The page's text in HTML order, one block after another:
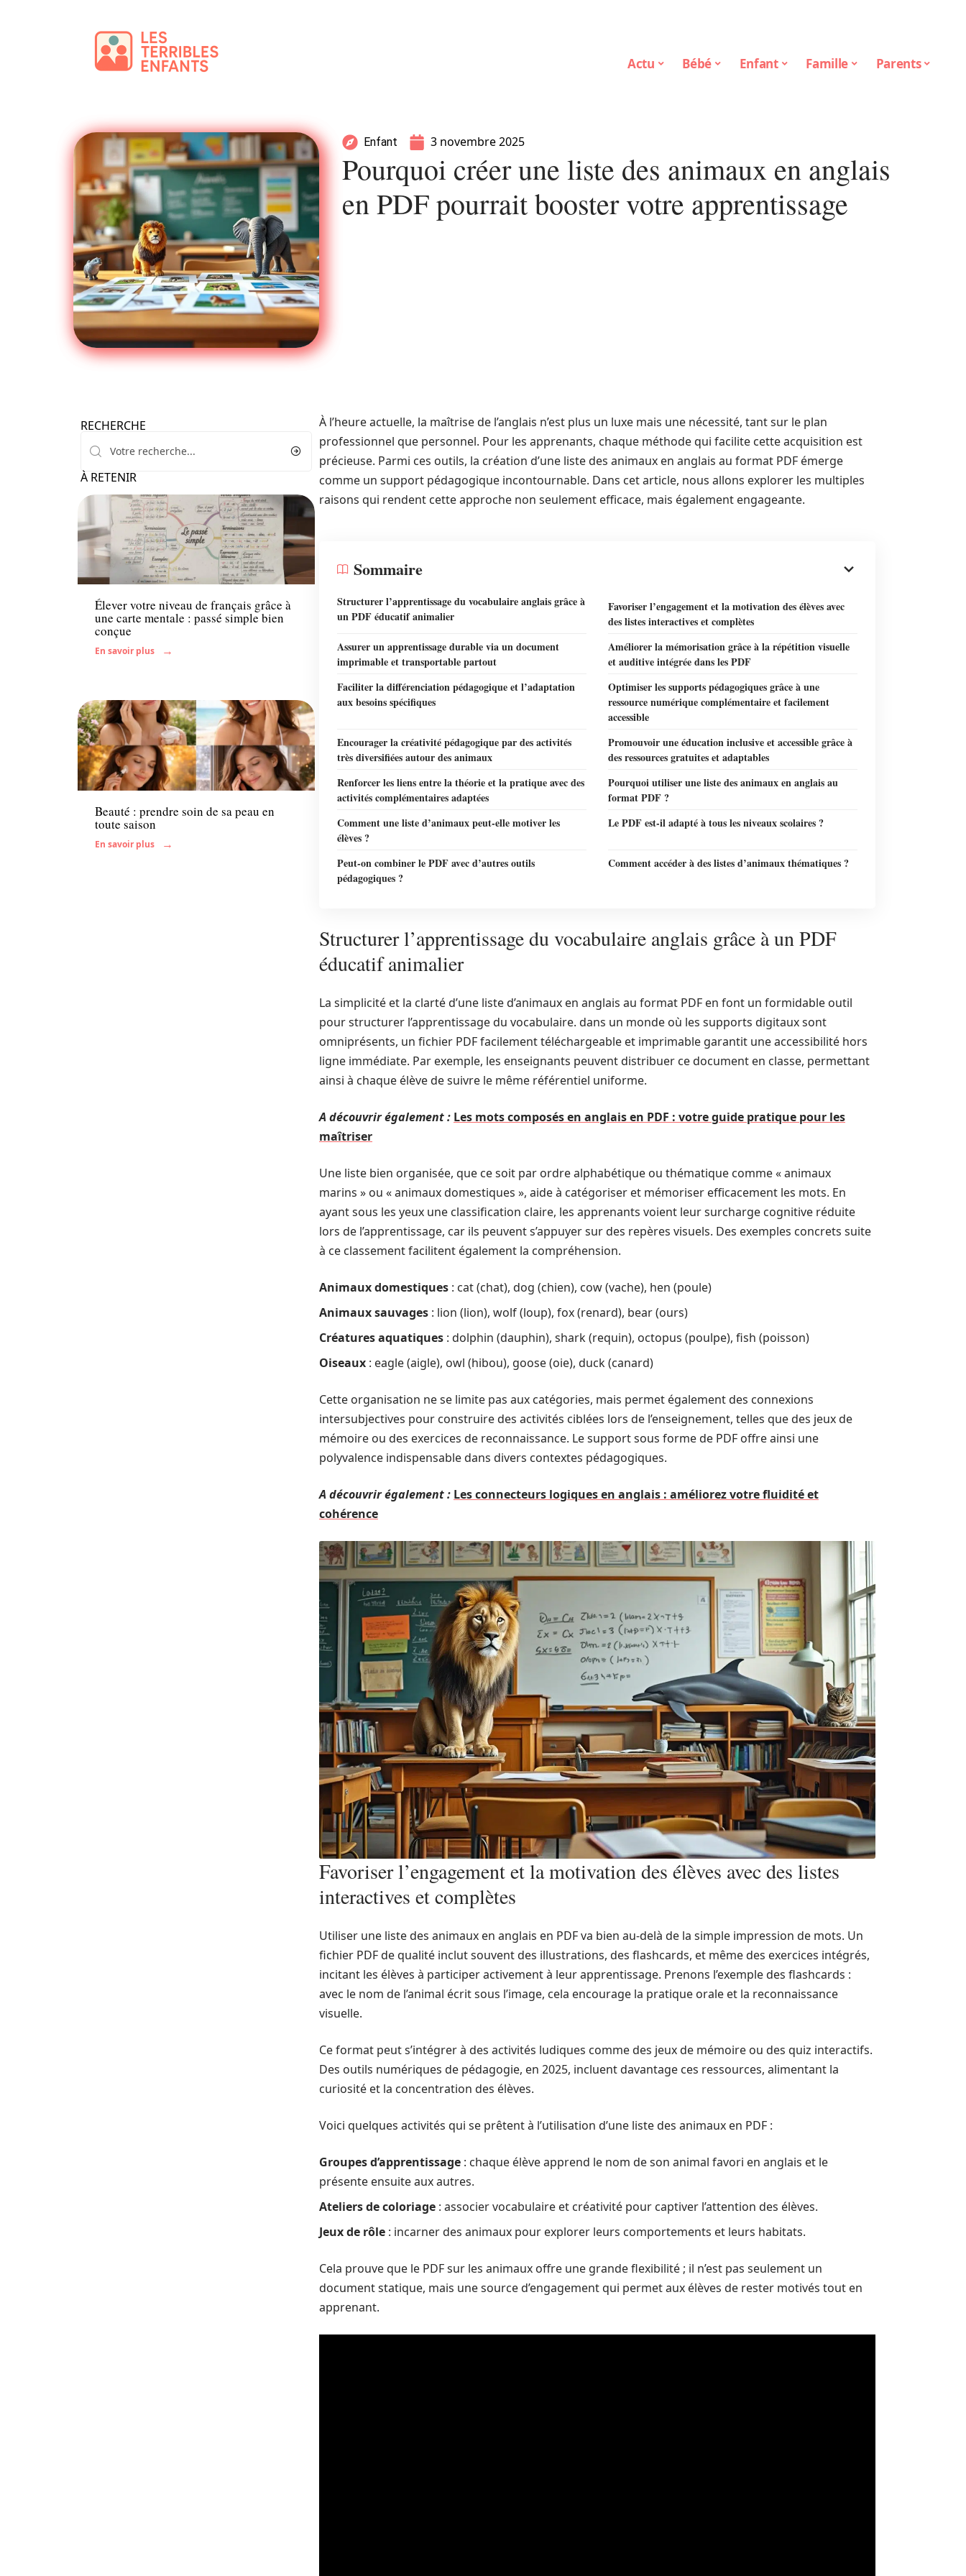
Actu Bébé Enfant Famille Parents
Enfant 3 novembre 2025
Pourquoi créer une liste des animaux en anglais
en PDF pourrait booster votre apprentissage
RECHERCHE
À RETENIR
Enfant
Élever votre niveau de français grâce à
une carte mentale : passé simple bien
conçue
En savoir plus
Famille
Beauté : prendre soin de sa peau en
toute saison
En savoir plus
À l’heure actuelle, la maîtrise de l’anglais n’est plus un luxe mais une nécessité, tant sur le plan
professionnel que personnel. Pour les apprenants, chaque méthode qui facilite cette acquisition est
précieuse. Parmi ces outils, la création d’une liste des animaux en anglais au format PDF émerge
comme un support pédagogique incontournable. Dans cet article, nous allons explorer les multiples
raisons qui rendent cette approche non seulement efficace, mais également engageante.
Sommaire
Structurer l’apprentissage du vocabulaire anglais grâce à
un PDF éducatif animalier
Favoriser l’engagement et la motivation des élèves avec
des listes interactives et complètes
Assurer un apprentissage durable via un document
imprimable et transportable partout
Améliorer la mémorisation grâce à la répétition visuelle
et auditive intégrée dans les PDF
Faciliter la différenciation pédagogique et l’adaptation
aux besoins spécifiques
Optimiser les supports pédagogiques grâce à une
ressource numérique complémentaire et facilement
accessible
Encourager la créativité pédagogique par des activités
très diversifiées autour des animaux
Promouvoir une éducation inclusive et accessible grâce à
des ressources gratuites et adaptables
Renforcer les liens entre la théorie et la pratique avec des
activités complémentaires adaptées
Pourquoi utiliser une liste des animaux en anglais au
format PDF ?
Comment une liste d’animaux peut-elle motiver les
élèves ?
Le PDF est-il adapté à tous les niveaux scolaires ?
Peut-on combiner le PDF avec d’autres outils
pédagogiques ?
Comment accéder à des listes d’animaux thématiques ?
Structurer l’apprentissage du vocabulaire anglais grâce à un PDF
éducatif animalier
La simplicité et la clarté d’une liste d’animaux en anglais au format PDF en font un formidable outil
pour structurer l’apprentissage du vocabulaire. dans un monde où les supports digitaux sont
omniprésents, un fichier PDF facilement téléchargeable et imprimable garantit une accessibilité hors
ligne immédiate. Par exemple, les enseignants peuvent distribuer ce document en classe, permettant
ainsi à chaque élève de suivre le même référentiel uniforme.
A découvrir également : Les mots composés en anglais en PDF : votre guide pratique pour les
maîtriser
Une liste bien organisée, que ce soit par ordre alphabétique ou thématique comme « animaux
marins » ou « animaux domestiques », aide à catégoriser et mémoriser efficacement les mots. En
ayant sous les yeux une classification claire, les apprenants voient leur surcharge cognitive réduite
lors de l’apprentissage, car ils peuvent s’appuyer sur des repères visuels. Des exemples concrets suite
à ce classement facilitent également la compréhension.
Animaux domestiques : cat (chat), dog (chien), cow (vache), hen (poule)
Animaux sauvages : lion (lion), wolf (loup), fox (renard), bear (ours)
Créatures aquatiques : dolphin (dauphin), shark (requin), octopus (poulpe), fish (poisson)
Oiseaux : eagle (aigle), owl (hibou), goose (oie), duck (canard)
Cette organisation ne se limite pas aux catégories, mais permet également des connexions
intersubjectives pour construire des activités ciblées lors de l’enseignement, telles que des jeux de
mémoire ou des exercices de reconnaissance. Le support sous forme de PDF offre ainsi une
polyvalence indispensable dans divers contextes pédagogiques.
A découvrir également : Les connecteurs logiques en anglais : améliorez votre fluidité et
cohérence
Favoriser l’engagement et la motivation des élèves avec des listes
interactives et complètes
Utiliser une liste des animaux en anglais en PDF va bien au-delà de la simple impression de mots. Un
fichier PDF de qualité inclut souvent des illustrations, des flashcards, et même des exercices intégrés,
incitant les élèves à participer activement à leur apprentissage. Prenons l’exemple des flashcards :
avec le nom de l’animal écrit sous l’image, cela encourage la pratique orale et la reconnaissance
visuelle.
Ce format peut s’intégrer à des activités ludiques comme des jeux de mémoire ou des quiz interactifs.
Des outils numériques de pédagogie, en 2025, incluent davantage ces ressources, alimentant la
curiosité et la concentration des élèves.
Voici quelques activités qui se prêtent à l’utilisation d’une liste des animaux en PDF :
Groupes d’apprentissage : chaque élève apprend le nom de son animal favori en anglais et le
présente ensuite aux autres.
Ateliers de coloriage : associer vocabulaire et créativité pour captiver l’attention des élèves.
Jeux de rôle : incarner des animaux pour explorer leurs comportements et leurs habitats.
Cela prouve que le PDF sur les animaux offre une grande flexibilité ; il n’est pas seulement un
document statique, mais une source d’engagement qui permet aux élèves de rester motivés tout en
apprenant.